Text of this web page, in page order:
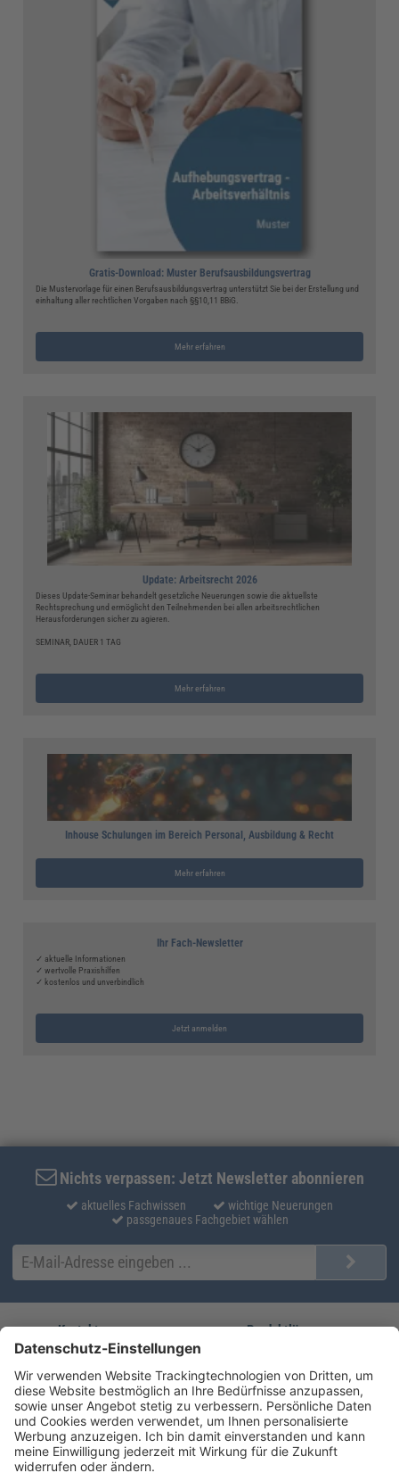
Gratis-Download: Muster Berufsausbildungsvertrag
Die Mustervorlage für einen Berufsausbildungsvertrag unterstützt Sie bei der Erstellung und
einhaltung aller rechtlichen Vorgaben nach §§10,11 BBiG.
Mehr erfahren
Update: Arbeitsrecht 2026
Dieses Update-Seminar behandelt gesetzliche Neuerungen sowie die aktuellste
Rechtsprechung und ermöglicht den Teilnehmenden bei allen arbeitsrechtlichen
Herausforderungen sicher zu agieren.
SEMINAR, DAUER 1 TAG
Mehr erfahren
Inhouse Schulungen im Bereich Personal, Ausbildung & Recht
Mehr erfahren
Ihr Fach-Newsletter
✓ aktuelle Informationen
✓ wertvolle Praxishilfen
✓ kostenlos und unverbindlich
Jetzt anmelden
Nichts verpassen: Jetzt Newsletter abonnieren
aktuelles Fachwissen
wichtige Neuerungen
passgenaues Fachgebiet wählen
Kontakt
Sie erreichen uns unter:
(08233) 38 11 23
service@forum-verlag.com
Mo-Do 07:30 - 17:00 Uhr
Fr 07:30 - 15:00 Uhr
Produktlösungen
AKADEMIE HERKERT
Unsere Marken